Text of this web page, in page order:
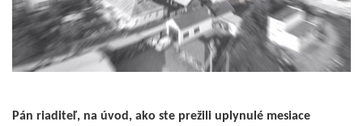
Pán riaditeľ, na úvod, ako ste prežili uplynulé mesiace